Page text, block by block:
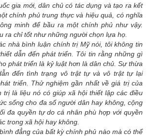
gia mới, dân chủ có tác dụng và tạo ra kết
chính phủ trung thực và hiệu quả, có nghĩa
minh để bầu ra một chính phủ như vậy.
ra chỉ tốt như những người chọn lựa họ.
nhà bình luận chính trị Mỹ nói, tôi không tin
dẫn đến phát triển. Tôi tin rằng những gì
phát triển là kỷ luật hơn là dân chủ. Sự thừa
đến tình trạng vô trật tự và vô trật tự lại
triển. Thử nghiệm gần nhất về giá trị của
trị là liệu nó có giúp xã hội thiết lập các điều
sống cho đa số người dân hay không, cộng
đa quyền tự do cá nhân phù hợp với quyền
trong xã hội hay không.
đẳng của bất kỳ chính phủ nào mà có thể